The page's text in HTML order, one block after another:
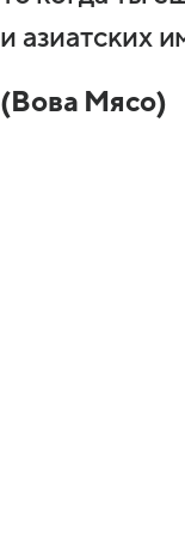
азиатских
Мясо)